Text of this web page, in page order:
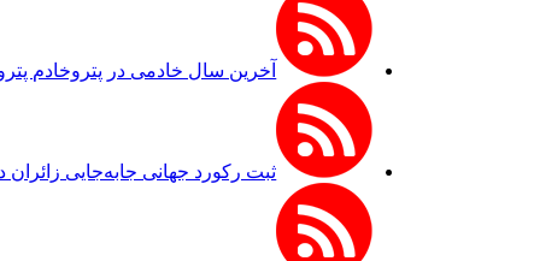
آخرین سال خادمی در پتروخادم
ثبت رکورد جهانی جابه‌جایی